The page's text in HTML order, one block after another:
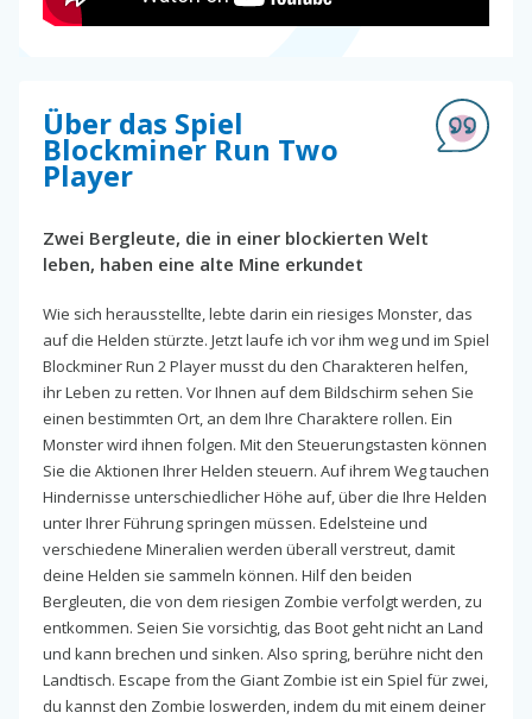
Über das Spiel
Blockminer Run Two
Player
Zwei Bergleute, die in einer blockierten Welt
leben, haben eine alte Mine erkundet
Wie sich herausstellte, lebte darin ein riesiges Monster, das
auf die Helden stürzte. Jetzt laufe ich vor ihm weg und im Spiel
Blockminer Run 2 Player musst du den Charakteren helfen,
ihr Leben zu retten. Vor Ihnen auf dem Bildschirm sehen Sie
einen bestimmten Ort, an dem Ihre Charaktere rollen. Ein
Monster wird ihnen folgen. Mit den Steuerungstasten können
Sie die Aktionen Ihrer Helden steuern. Auf ihrem Weg tauchen
Hindernisse unterschiedlicher Höhe auf, über die Ihre Helden
unter Ihrer Führung springen müssen. Edelsteine und
verschiedene Mineralien werden überall verstreut, damit
deine Helden sie sammeln können. Hilf den beiden
Bergleuten, die von dem riesigen Zombie verfolgt werden, zu
entkommen. Seien Sie vorsichtig, das Boot geht nicht an Land
und kann brechen und sinken. Also spring, berühre nicht den
Landtisch. Escape from the Giant Zombie ist ein Spiel für zwei,
du kannst den Zombie loswerden, indem du mit einem deiner